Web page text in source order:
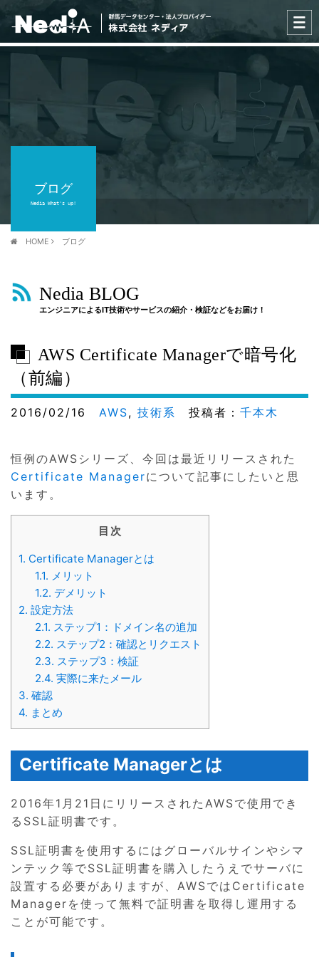
ブログ
Nedia What's up!
HOME ブログ
Nedia BLOG
エンジニアによるIT技術やサービスの紹介・検証などをお届け！
AWS Certificate Managerで暗号化
（前編）
2016/02/16 AWS, 技術系 投稿者： 千本木
恒例のAWSシリーズ、今回は最近リリースされた
Certificate Managerについて記事にしたいと思
います。
目次
1. Certificate Managerとは
1.1. メリット
1.2. デメリット
2. 設定方法
2.1. ステップ1：ドメイン名の追加
2.2. ステップ2：確認とリクエスト
2.3. ステップ3：検証
2.4. 実際に来たメール
3. 確認
4. まとめ
Certificate Managerとは
2016年1月21日にリリースされたAWSで使用でき
るSSL証明書です。
SSL証明書を使用するにはグローバルサインやシマ
ンテック等でSSL証明書を購入したうえでサーバに
設置する必要がありますが、AWSではCertificate
Managerを使って無料で証明書を取得し運用する
ことが可能です。